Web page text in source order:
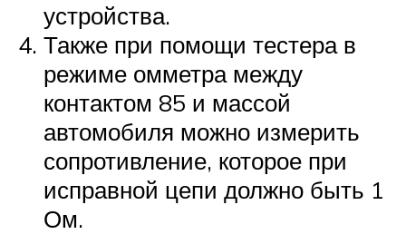
устройства.
Также при помощи тестера в
режиме омметра между
контактом 85 и массой
автомобиля можно измерить
сопротивление, которое при
исправной цепи должно быть 1
Ом.